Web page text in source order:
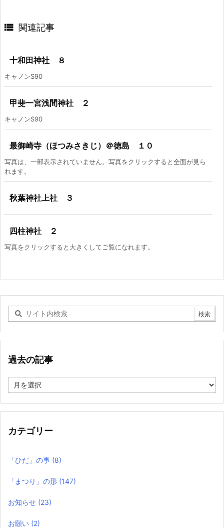
 関連記事
十和田神社 ８
キャノンS90
甲斐一宮浅間神社 ２
キャノンS90
最御崎寺（ほつみさきじ）＠徳島 １０
写真は、一部表示されていません。写真をクリックすると全面が見ら
れます。
秋葉神社上社 ３
四柱神社 ２
写真をクリックすると大きくしてご覧になれます。
過去の記事
去
記
カテゴリー
「ひだ」の事 (8)
「まつり」の形 (147)
お知らせ (23)
お願い (2)